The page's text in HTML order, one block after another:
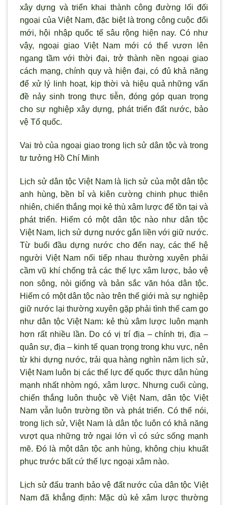
xây dựng và triển khai thành công đường lối đối
ngoại của Việt Nam, đặc biệt là trong công cuộc đổi
mới, hội nhập quốc tế sâu rộng hiện nay. Có như
vậy, ngoại giao Việt Nam mới có thể vươn lên
ngang tầm với thời đại, trở thành nền ngoại giao
cách mạng, chính quy và hiện đại, có đủ khả năng
để xử lý linh hoạt, kịp thời và hiệu quả những vấn
đề nảy sinh trong thực tiễn, đóng góp quan trọng
cho sự nghiệp xây dựng, phát triển đất nước, bảo
vệ Tổ quốc.
Vai trò của ngoại giao trong lịch sử dân tộc và trong
tư tưởng Hồ Chí Minh
Lịch sử dân tộc Việt Nam là lịch sử của một dân tộc
anh hùng, bền bỉ và kiên cường chinh phục thiên
nhiên, chiến thắng mọi kẻ thù xâm lược để tồn tại và
phát triển. Hiếm có một dân tộc nào như dân tộc
Việt Nam, lịch sử dựng nước gắn liền với giữ nước.
Từ buổi đầu dựng nước cho đến nay, các thế hệ
người Việt Nam nối tiếp nhau thường xuyên phải
cầm vũ khí chống trả các thế lực xâm lược, bảo vệ
non sông, nòi giống và bản sắc văn hóa dân tộc.
Hiếm có một dân tộc nào trên thế giới mà sự nghiệp
giữ nước lại thường xuyên gặp phải tình thế cam go
như dân tộc Việt Nam: kẻ thù xâm lược luôn mạnh
hơn rất nhiều lần. Do có vị trí địa – chính trị, địa –
quân sự, địa – kinh tế quan trọng trong khu vực, nên
từ khi dựng nước, trải qua hàng nghìn năm lịch sử,
Việt Nam luôn bị các thế lực đế quốc thực dân hùng
mạnh nhất nhòm ngó, xâm l ược. Nhưng cuối cùng,
chiến thắng luôn thuộc về Việt Nam, dân tộc Việt
Nam vẫn luôn trường tồn và phát triển. Có thể nói,
trong lịch sử, Việt Nam là dân tộc luôn có khả năng
vượt qua những trở ngại lớn vì có sức sống mạnh
mẽ. Đó là một dân tộc anh hùng, không chịu khuất
phục trước bất cứ thế lực ngoại xâm nào.
Lịch sử đấu tranh bảo vệ đất nước của dân tộc Việt
Nam đã khẳng định: Mặc dù kẻ xâm l ược thường